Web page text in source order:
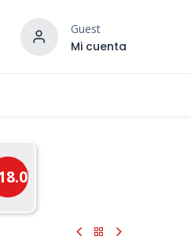
Guest
Mi cuenta
¡DESCUBRE NUESTRO